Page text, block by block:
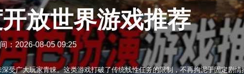
放世界游戏推荐
：2026-08-05 09:25
受广大玩家青睐。这类游戏打破了传统线性任务的限制，不再拘泥于固定剧情